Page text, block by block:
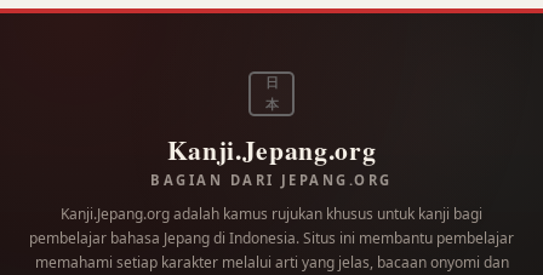
日
本
Kanji.Jepang.org
BAGIAN DARI JEPANG.ORG
Kanji.Jepang.org adalah kamus rujukan khusus untuk kanji bagi
pembelajar bahasa Jepang di Indonesia. Situs ini membantu pembelajar
memahami setiap karakter melalui arti yang jelas, bacaan onyomi dan